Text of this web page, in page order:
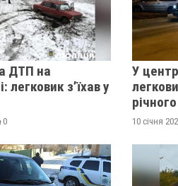
ДТП на
легковик з’їхав у
0
У
10 січня